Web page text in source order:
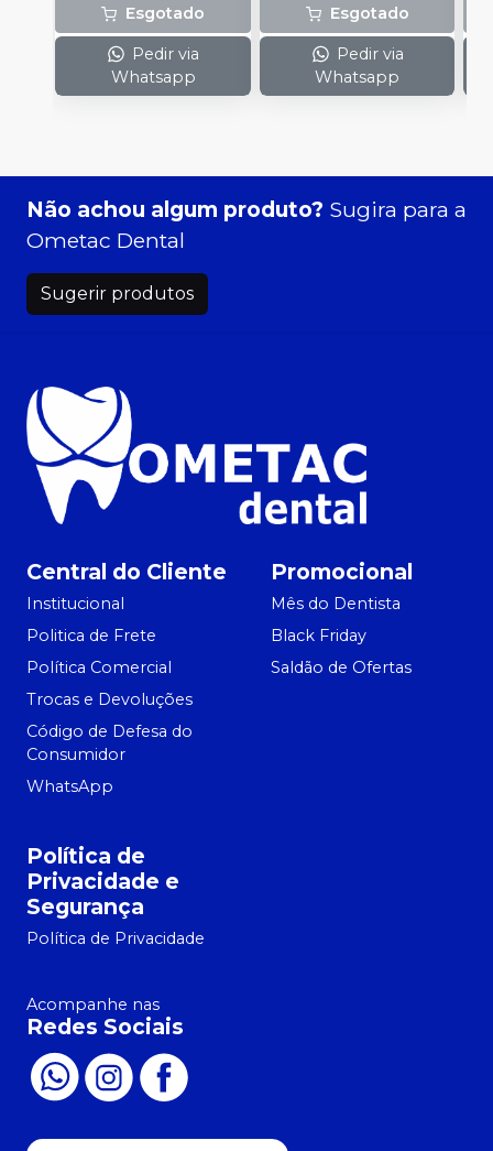
Esgotado
Pedir via
Whatsapp
Esgotado
Pedir via
Whatsapp
Não achou algum produto? Sugira para a
Ometac Dental
Sugerir produtos
Central do Cliente
Institucional
Politica de Frete
Política Comercial
Trocas e Devoluções
Código de Defesa do
Consumidor
WhatsApp
Promocional
Mês do Dentista
Black Friday
Saldão de Ofertas
Política de
Privacidade e
Segurança
Política de Privacidade
Acompanhe nas
Redes Sociais